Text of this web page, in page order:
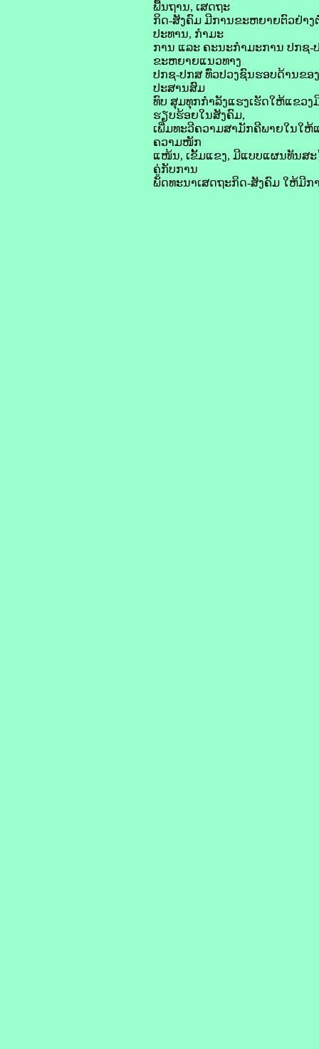
ພື້ນຖານ, ເສດຖະ
ກິດ-ສັງຄົມ ມີການຂະຫຍາຍຕົວຢ່າ
ປະທານ, ກຳມະ
ການ ແລະ ຄະນະກໍາມະການ ປກຊ-
ຂະຫຍາຍແນວທາງ
ປກຊ-ປກສ ທົ່ວປວງຊົນຮອບດ້ານຂອ
ປະສານສົມ
ທົບ ສຸມທຸກກໍາລັງແຮງເຮັດໃຫ້ແຂວງ
ຮຽບຮ້ອຍໃນສັງຄົມ,
ເພີ່ມທະວີຄວາມສາມັກຄີພາຍໃນໃຫ້
ຄວາມໜັກ
ແໜ້ນ, ເຂັ້ມແຂງ, ມີແບບແຜນທັນສ
ຄູ່ກັບການ
ພັດທະນາເສດຖະກິດ-ສັງຄົມ ໃຫ້ມີກ